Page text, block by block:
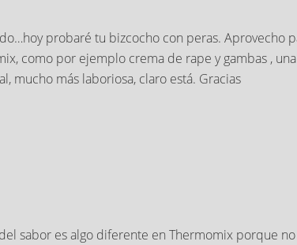
probaré tu bizcocho con peras. Aprovecho
como por ejemplo crema de rape y gambas ,
mucho más laboriosa, claro está. Gracias
sabor es algo diferente en Thermomix porque